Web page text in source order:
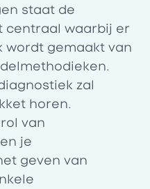
staat de
centraal waarbij er
wordt gemaakt van
zal
horen.
van
je
geven van